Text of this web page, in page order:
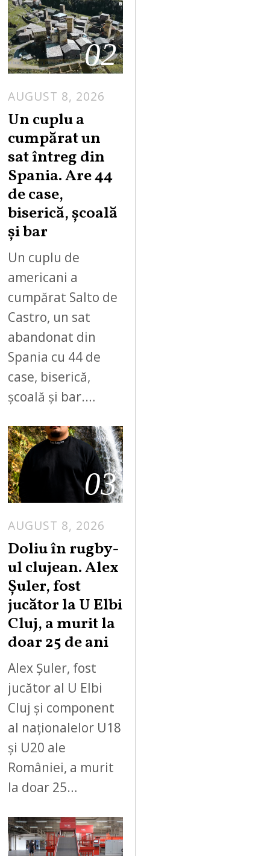
02
AUGUST 8, 2026
Un cuplu a
cumpărat un
sat întreg din
Spania. Are 44
de case,
biserică, școală
și bar
Un cuplu de
americani a
cumpărat Salto de
Castro, un sat
abandonat din
Spania cu 44 de
case, biserică,
școală și bar.…
03
AUGUST 8, 2026
Doliu în rugby-
ul clujean. Alex
Șuler, fost
jucător la U Elbi
Cluj, a murit la
doar 25 de ani
Alex Șuler, fost
jucător al U Elbi
Cluj și component
al naționalelor U18
și U20 ale
României, a murit
la doar 25…